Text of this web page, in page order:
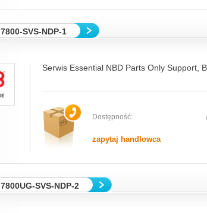
7800-SVS-NDP-1
Serwis Essential NBD Parts Only Support,
Dostępność:
zapytaj handlowca
7800UG-SVS-NDP-2